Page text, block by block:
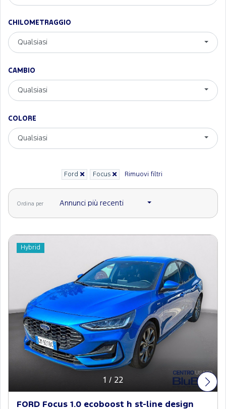
CHILOMETRAGGIO
Qualsiasi
CAMBIO
Qualsiasi
COLORE
Qualsiasi
Ford Focus Rimuovi filtri
Ordina per Annunci più recenti
1 / 22
Hybrid
FORD Focus 1.0 ecoboost h st-line design